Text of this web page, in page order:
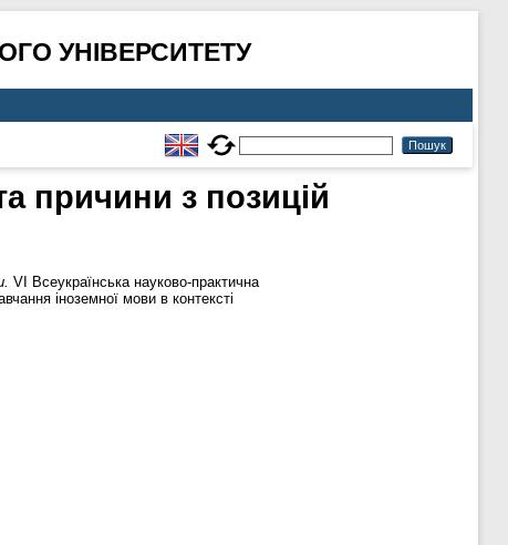
УНІВЕРСИТЕТУ
причини з позицій
VI Всеукраїнська науково-практична
іноземної мови в контексті